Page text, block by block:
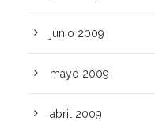
junio 2009
mayo 2009
abril 2009